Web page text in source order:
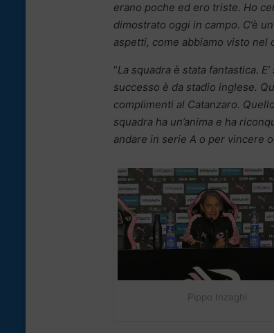
erano poche ed ero triste. Ho
dimostrato oggi in campo. C’è
aspetti, come abbiamo visto nel
“La squadra è stata fantastica.
successo è da stadio inglese.
complimenti al Catanzaro.
squadra ha un’anima e ha
andare in serie A o per vincere
Pippo Inzaghi